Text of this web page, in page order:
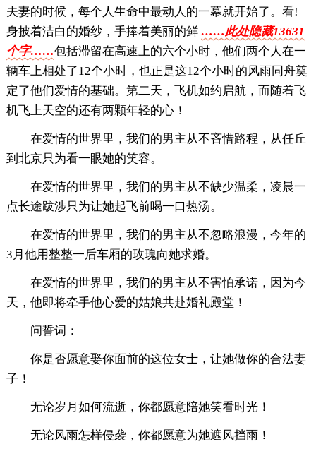
夫妻的时候，每个人生命中最动人的一幕就开始了。看!
身披着洁白的婚纱，手捧着美丽的鲜 ……此处隐藏13631
个字……包括滞留在高速上的六个小时，他们两个人在一
辆车上相处了12个小时，也正是这12个小时的风雨同舟奠
定了他们爱情的基础。第二天，飞机如约启航，而随着飞
机飞上天空的还有两颗年轻的心！
在爱情的世界里，我们的男主从不吝惜路程，从任丘
到北京只为看一眼她的笑容。
在爱情的世界里，我们的男主从不缺少温柔，凌晨一
点长途跋涉只为让她起飞前喝一口热汤。
在爱情的世界里，我们的男主从不忽略浪漫，今年的
3月他用整整一后车厢的玫瑰向她求婚。
在爱情的世界里，我们的男主从不害怕承诺，因为今
天，他即将牵手他心爱的姑娘共赴婚礼殿堂！
问誓词：
你是否愿意娶你面前的这位女士，让她做你的合法妻
子！
无论岁月如何流逝，你都愿意陪她笑看时光！
无论风雨怎样侵袭，你都愿意为她遮风挡雨！